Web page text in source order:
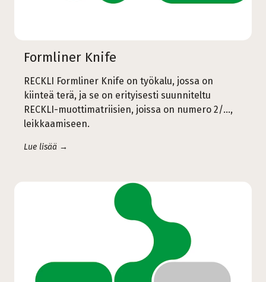
Formliner Knife
RECKLI Formliner Knife on työkalu, jossa on
kiinteä terä, ja se on erityisesti suunniteltu
RECKLI-muottimatriisien, joissa on numero 2/...,
leikkaamiseen.
Lue lisää →